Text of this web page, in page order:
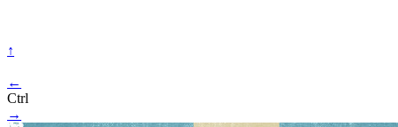
↑
←
Ctrl
→